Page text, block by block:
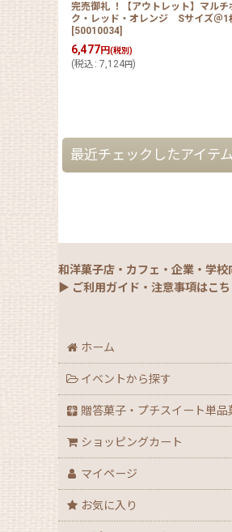
完売御礼 ！【アウトレット】マル
ク・レッド・オレンジ Sサイズ＠
[50010034]
6,477円(税別)
(税込 : 7,124円)
最近チェックしたアイテム
和洋菓子店・カフェ・企業・学
▶ ご利用ガイド・注意事項はこち
ホーム
イベントから探す
贈答菓子・プチスイート単品
ショッピングカート
マイページ
お気に入り